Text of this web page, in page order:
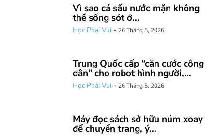
Vì sao cá sấu nước mặn không
thể sống sót ở...
Học Phải Vui - 26 Tháng 5, 2026
Trung Quốc cấp “căn cước công
dân” cho robot hình người,...
Học Phải Vui - 26 Tháng 5, 2026
Máy đọc sách sở hữu núm xoay
để chuyển trang, ý...